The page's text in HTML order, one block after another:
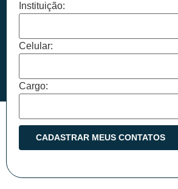
Instituição:
Celular:
Cargo: